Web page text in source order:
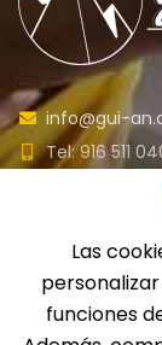
info@gui-
Tel: 916 511
Whatsapp:
Las
funciones